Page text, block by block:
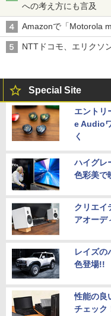
への考え方にも言及
Amazonで「Motorola
NTTドコモ、エリクソ
Special Site
エントリ
e Audio
く
ハイグレ
色彩美で
クリエイ
アオーデ
レイズの
色登場!!
性能の良
チェック